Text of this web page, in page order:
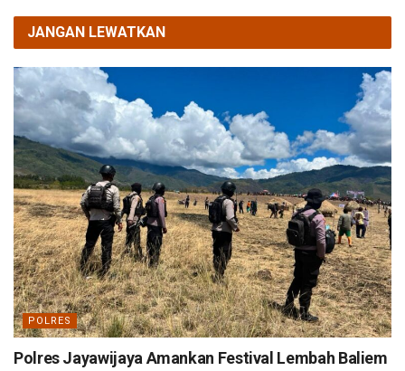
JANGAN LEWATKAN
POLRES
Polres Jayawijaya Amankan Festival Lembah Baliem